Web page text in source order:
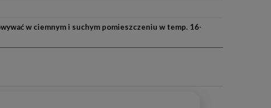
w ciemnym i suchym pomieszczeniu w temp. 16-